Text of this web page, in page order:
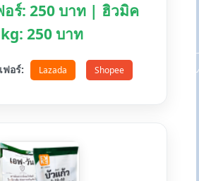
อร์: 250 บาท | ฮิวมิค
250 บาท
ฟอร์: Lazada Shopee